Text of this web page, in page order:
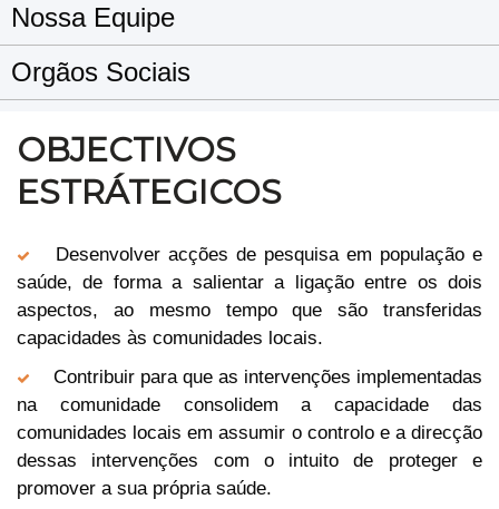
Nossa Equipe
Orgãos Sociais
OBJECTIVOS
ESTRÁTEGICOS
Desenvolver acções de pesquisa em população e
saúde, de forma a salientar a ligação entre os dois
aspectos, ao mesmo tempo que são transferidas
capacidades às comunidades locais.
Contribuir para que as intervenções implementadas
na comunidade consolidem a capacidade das
comunidades locais em assumir o controlo e a direcção
dessas intervenções com o intuito de proteger e
promover a sua própria saúde.